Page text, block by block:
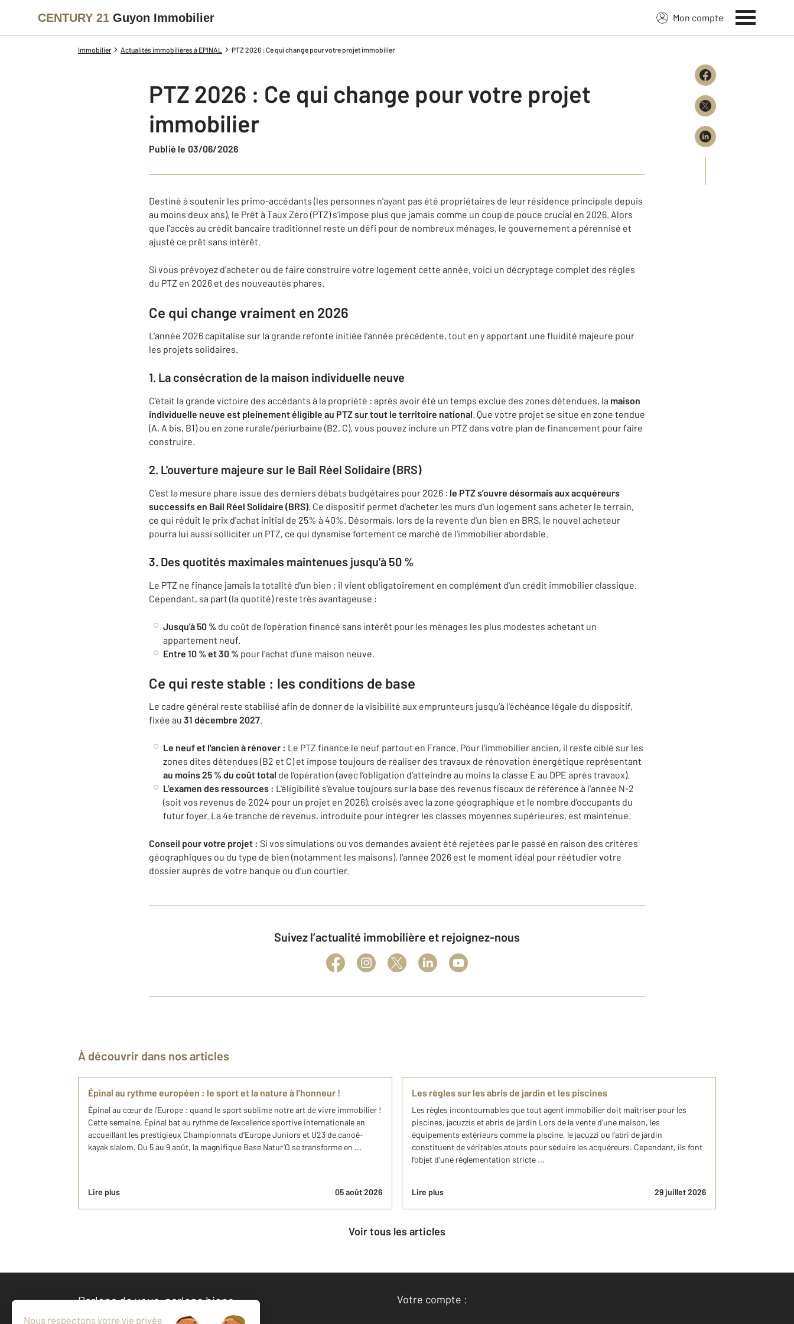
CENTURY 21 Guyon Immobilier Mon compte
Immobilier Actualités immobilières à EPINAL PTZ 2026 : Ce qui change pour votre projet immobilier
PTZ 2026 : Ce qui change pour votre projet
immobilier
Publié le 03/06/2026
Destiné à soutenir les primo-accédants (les personnes n'ayant pas été propriétaires de leur résidence principale depuis
au moins deux ans), le Prêt à Taux Zéro (PTZ) s’impose plus que jamais comme un coup de pouce crucial en 2026. Alors
que l'accès au crédit bancaire traditionnel reste un défi pour de nombreux ménages, le gouvernement a pérennisé et
ajusté ce prêt sans intérêt.
Si vous prévoyez d'acheter ou de faire construire votre logement cette année, voici un décryptage complet des règles
du PTZ en 2026 et des nouveautés phares.
Ce qui change vraiment en 2026
L'année 2026 capitalise sur la grande refonte initiée l'année précédente, tout en y apportant une fluidité majeure pour
les projets solidaires.
1. La consécration de la maison individuelle neuve
C’était la grande victoire des accédants à la propriété : après avoir été un temps exclue des zones détendues, la maison
individuelle neuve est pleinement éligible au PTZ sur tout le territoire national. Que votre projet se situe en zone tendue
(A, A bis, B1) ou en zone rurale/périurbaine (B2, C), vous pouvez inclure un PTZ dans votre plan de financement pour faire
construire.
2. L'ouverture majeure sur le Bail Réel Solidaire (BRS)
C’est la mesure phare issue des derniers débats budgétaires pour 2026 : le PTZ s’ouvre désormais aux acquéreurs
successifs en Bail Réel Solidaire (BRS). Ce dispositif permet d'acheter les murs d'un logement sans acheter le terrain,
ce qui réduit le prix d'achat initial de 25% à 40%. Désormais, lors de la revente d'un bien en BRS, le nouvel acheteur
pourra lui aussi solliciter un PTZ, ce qui dynamise fortement ce marché de l'immobilier abordable.
3. Des quotités maximales maintenues jusqu'à 50 %
Le PTZ ne finance jamais la totalité d'un bien ; il vient obligatoirement en complément d'un crédit immobilier classique.
Cependant, sa part (la quotité) reste très avantageuse :
Jusqu'à 50 % du coût de l'opération financé sans intérêt pour les ménages les plus modestes achetant un
appartement neuf.
Entre 10 % et 30 % pour l'achat d'une maison neuve.
Ce qui reste stable : les conditions de base
Le cadre général reste stabilisé afin de donner de la visibilité aux emprunteurs jusqu’à l'échéance légale du dispositif,
fixée au 31 décembre 2027.
Le neuf et l'ancien à rénover : Le PTZ finance le neuf partout en France. Pour l’immobilier ancien, il reste ciblé sur les
zones dites détendues (B2 et C) et impose toujours de réaliser des travaux de rénovation énergétique représentant
au moins 25 % du coût total de l’opération (avec l’obligation d’atteindre au moins la classe E au DPE après travaux).
L’examen des ressources : L'éligibilité s'évalue toujours sur la base des revenus fiscaux de référence à l’année N-2
(soit vos revenus de 2024 pour un projet en 2026), croisés avec la zone géographique et le nombre d'occupants du
futur foyer. La 4e tranche de revenus, introduite pour intégrer les classes moyennes supérieures, est maintenue.
Conseil pour votre projet : Si vos simulations ou vos demandes avaient été rejetées par le passé en raison des critères
géographiques ou du type de bien (notamment les maisons), l'année 2026 est le moment idéal pour réétudier votre
dossier auprès de votre banque ou d'un courtier.
Suivez l’actualité immobilière et rejoignez-nous
À découvrir dans nos articles
Épinal au rythme européen : le sport et la nature à l’honneur !
Épinal au cœur de l'Europe : quand le sport sublime notre art de vivre immobilier !
Cette semaine, Épinal bat au rythme de l’excellence sportive internationale en
accueillant les prestigieux Championnats d'Europe Juniors et U23 de canoë-
kayak slalom. Du 5 au 9 août, la magnifique Base Natur’O se transforme en ...
Lire plus 05 août 2026
Les règles sur les abris de jardin et les piscines
Les règles incontournables que tout agent immobilier doit maîtriser pour les
piscines, jacuzzis et abris de jardin Lors de la vente d'une maison, les
équipements extérieurs comme la piscine, le jacuzzi ou l'abri de jardin
constituent de véritables atouts pour séduire les acquéreurs. Cependant, ils font
l'objet d'une réglementation stricte ...
Lire plus 29 juillet 2026
Voir tous les articles
Parlons de vous, parlons biens
Votre compte :